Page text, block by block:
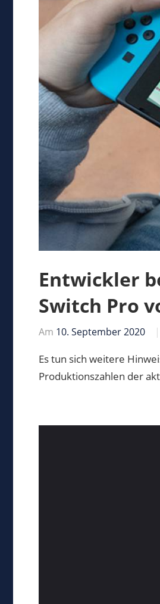
Entwickler
Switch Pro
Am 10. September 2020
Es tun sich weitere
Produktionszahlen der